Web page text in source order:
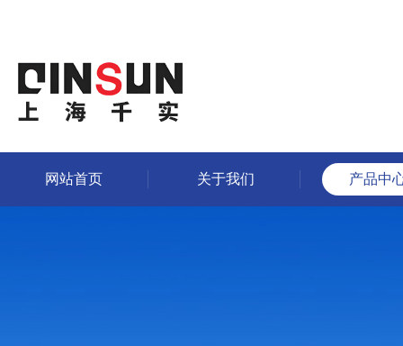
网站首页 关于我们 产品中